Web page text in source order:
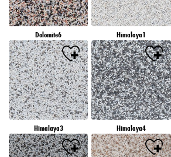
Dolomite6 Himalaya1
Himalaya3 Himalaya4